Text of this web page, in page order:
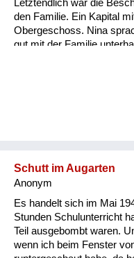
Letztendlich war die
den Familie. Ein Kapital
Obergeschoss. Nina
gut mit der Familie
uns und wickelten ihre
Schutt im Augarten
Anonym
Es handelt sich im Mai
Stunden Schulunterricht
Teil ausgebombt waren.
wenn ich beim Fenster